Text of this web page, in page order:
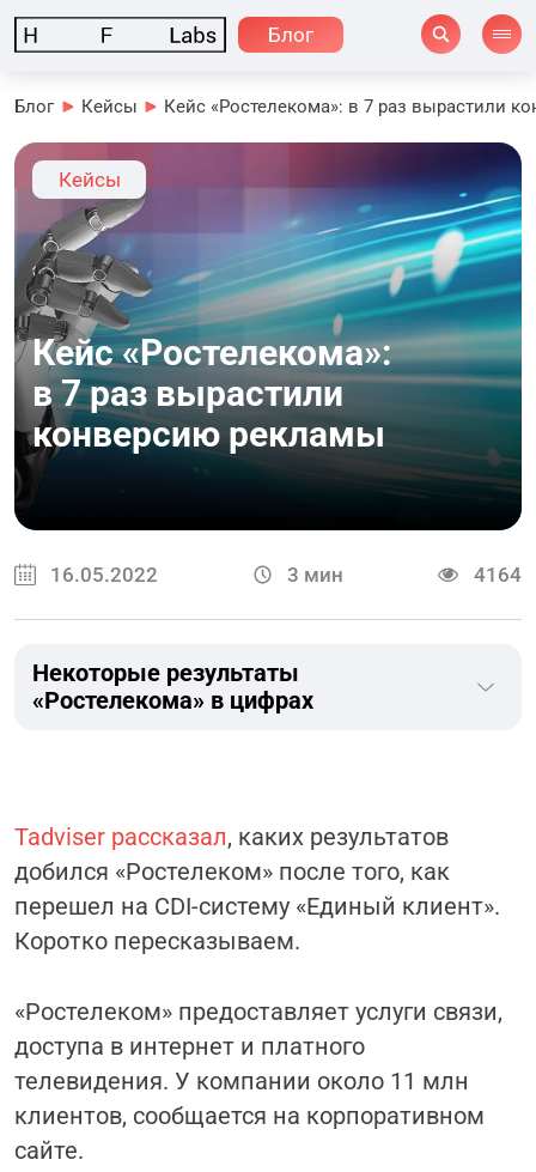
Блог
Блог Кейсы Кейс «Ростелекома»: в 7 раз вырастили
Кейсы
Кейс «Ростелекома»:
в 7 раз вырастили
конверсию рекламы
16.05.2022 3 мин 4164
Некоторые результаты
«Ростелекома» в цифрах
Tadviser рассказал, каких результатов
добился «Ростелеком» после того, как
перешел на CDI-систему «Единый клиент».
Коротко пересказываем.
«Ростелеком» предоставляет услуги связи,
доступа в интернет и платного
телевидения. У компании около 11 млн
клиентов, сообщается на корпоративном
сайте.